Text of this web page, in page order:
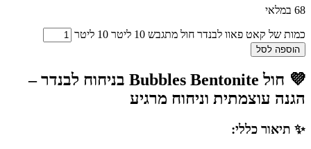
68 במלאי
כמות של קאט פאוו לבנדר חול מתגבש 10 ליטר 10 ליטר
הוספה לסל
💜 חול Bubbles Bentonite בניחוח לבנדר –
הגנה עוצמתית וניחוח מרגיע
✨ תיאור כללי: